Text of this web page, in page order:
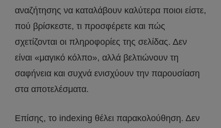
αναζήτησης να καταλάβουν καλύτερα ποιοι είστε,
πού βρίσκεστε, τι προσφέρετε και πώς
σχετίζονται οι πληροφορίες της σελίδας. Δεν
είναι «μαγικό κόλπο», αλλά βελτιώνουν τη
σαφήνεια και συχνά ενισχύουν την παρουσίαση
στα αποτελέσματα.
Επίσης, το indexing θέλει παρακολούθηση. Δεν